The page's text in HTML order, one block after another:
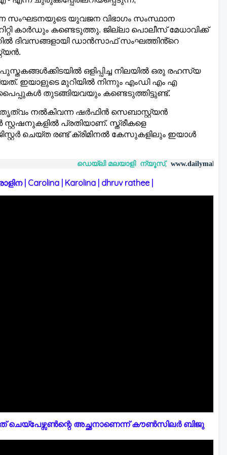
യുവജന വിഭാഗം സംസ്ഥാന
കാർഡും കണ്ടെടുത്തു. ജില്ലാ പൊലീസ് മേധാവിക്ക്
ദിവസങ്ങളായി ഡാൻസാഫ് സംഘത്തിൻ്റെ
ഒളിപ്പിച്ച നിലയിൽ ഒരു രഹസ്യ
ഇയാളുടെ മുറിയിൽ നിന്നും എംഡി എം എ
തുടങ്ങിയവയും കണ്ടെടുത്തിട്ടുണ്ട്.
നൽകിവന്ന ഷർഫിൻ സെബാസ്റ്റ്യൻ
പ്രതിയാണ്. സ്ത്രീകളെ
ചെയ്ത രണ്ട് ക്രിമിനൽ കേസുകളിലും ഇയാൾ
ഡെയ്‌ലി മലയാളി ന്യൂസ്, www.dailymalayaly.com
Carolina | Karolina | dhruv rathee |
അച്ഛനാണെന്ന് കൗൺസിലർ ബിജു